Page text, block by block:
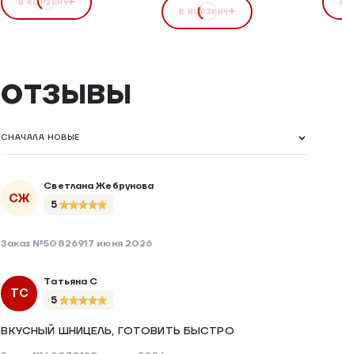
В КОРЗИНУ
В КОРЗИНУ
ОТЗЫВЫ
СНАЧАЛА НОВЫЕ
СЖ
Светлана Жебрунова
5
Заказ №50826917 июня 2026
ТС
Татьяна С
5
ВКУСНЫЙ ШНИЦЕЛЬ, ГОТОВИТЬ БЫСТРО